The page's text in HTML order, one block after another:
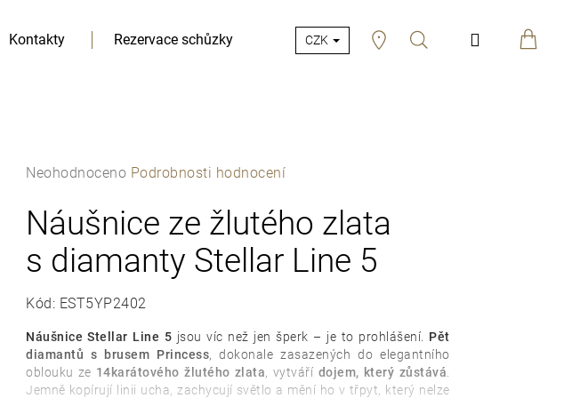
Kontakty Rezervace schůzky CZK Hledat Přihlášení
Průměrné
produktu
je
0,0
z
hvězdiček.
Neohodnoceno Podrobnosti hodnocení
Náušnice ze žlutého zlata
s diamanty Stellar Line 5
Kód: EST5YP2402
Náušnice Stellar Line 5 jsou víc než jen šperk – je to prohlášení. Pět
diamantů s brusem Princess, dokonale zasazených do elegantního
oblouku ze 14karátového žlutého zlata, vytváří dojem, který zůstává
Jemně kopírují linii ucha, zachycují světlo a mění ho v třpyt, který nelze
HLEDAT